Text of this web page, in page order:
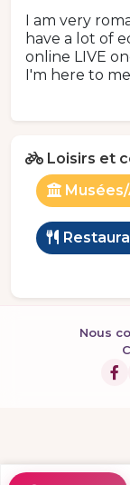
I am very
have a lot of
online LIVE
I'm here to
Loisirs et
Nous